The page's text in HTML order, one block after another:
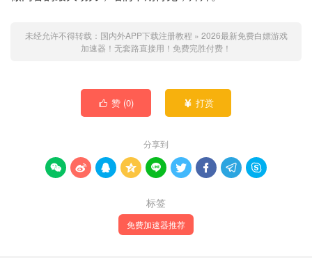
未经允许不得转载： 国内外APP下载注册教程 » 2026最新免费白嫖游戏
加速器！无套路直接用！免费完胜付费！
 赞 (0)  打赏
分享到
        
标签
免费加速器推荐